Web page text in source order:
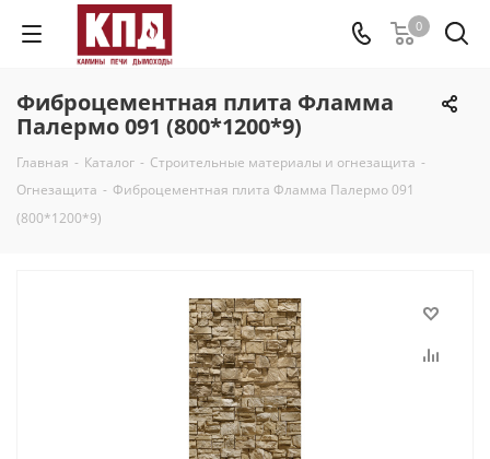
0
Фиброцементная плита Фламма
Палермо 091 (800*1200*9)
Главная - Каталог - Строительные материалы и огнезащита -
Огнезащита - Фиброцементная плита Фламма Палермо 091
(800*1200*9)